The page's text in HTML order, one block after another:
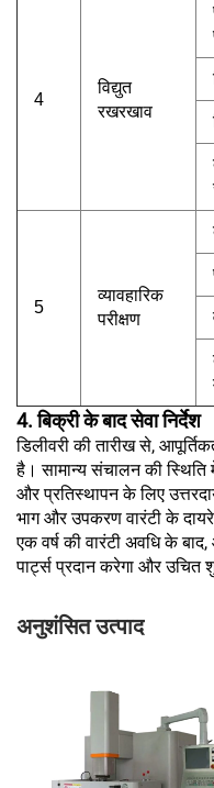
4
विद्युत
रखरखाव
5
व्यावहारिक
परीक्षण
4. बिक्री के बाद सेवा निर्देश
डिलीवरी की तारीख से,
है। सामान्य संचालन की स्थिति
और प्रतिस्थापन के लिए
भाग और उपकरण वारंटी के
एक वर्ष की वारंटी अवधि के
पार्ट्स प्रदान करेगा और उचित
अनुशंसित उत्पाद